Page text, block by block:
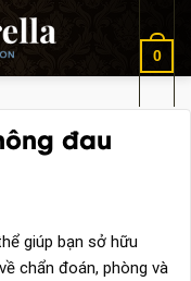
0
đau
giúp bạn sở hữu
chẩn đoán, phòng và